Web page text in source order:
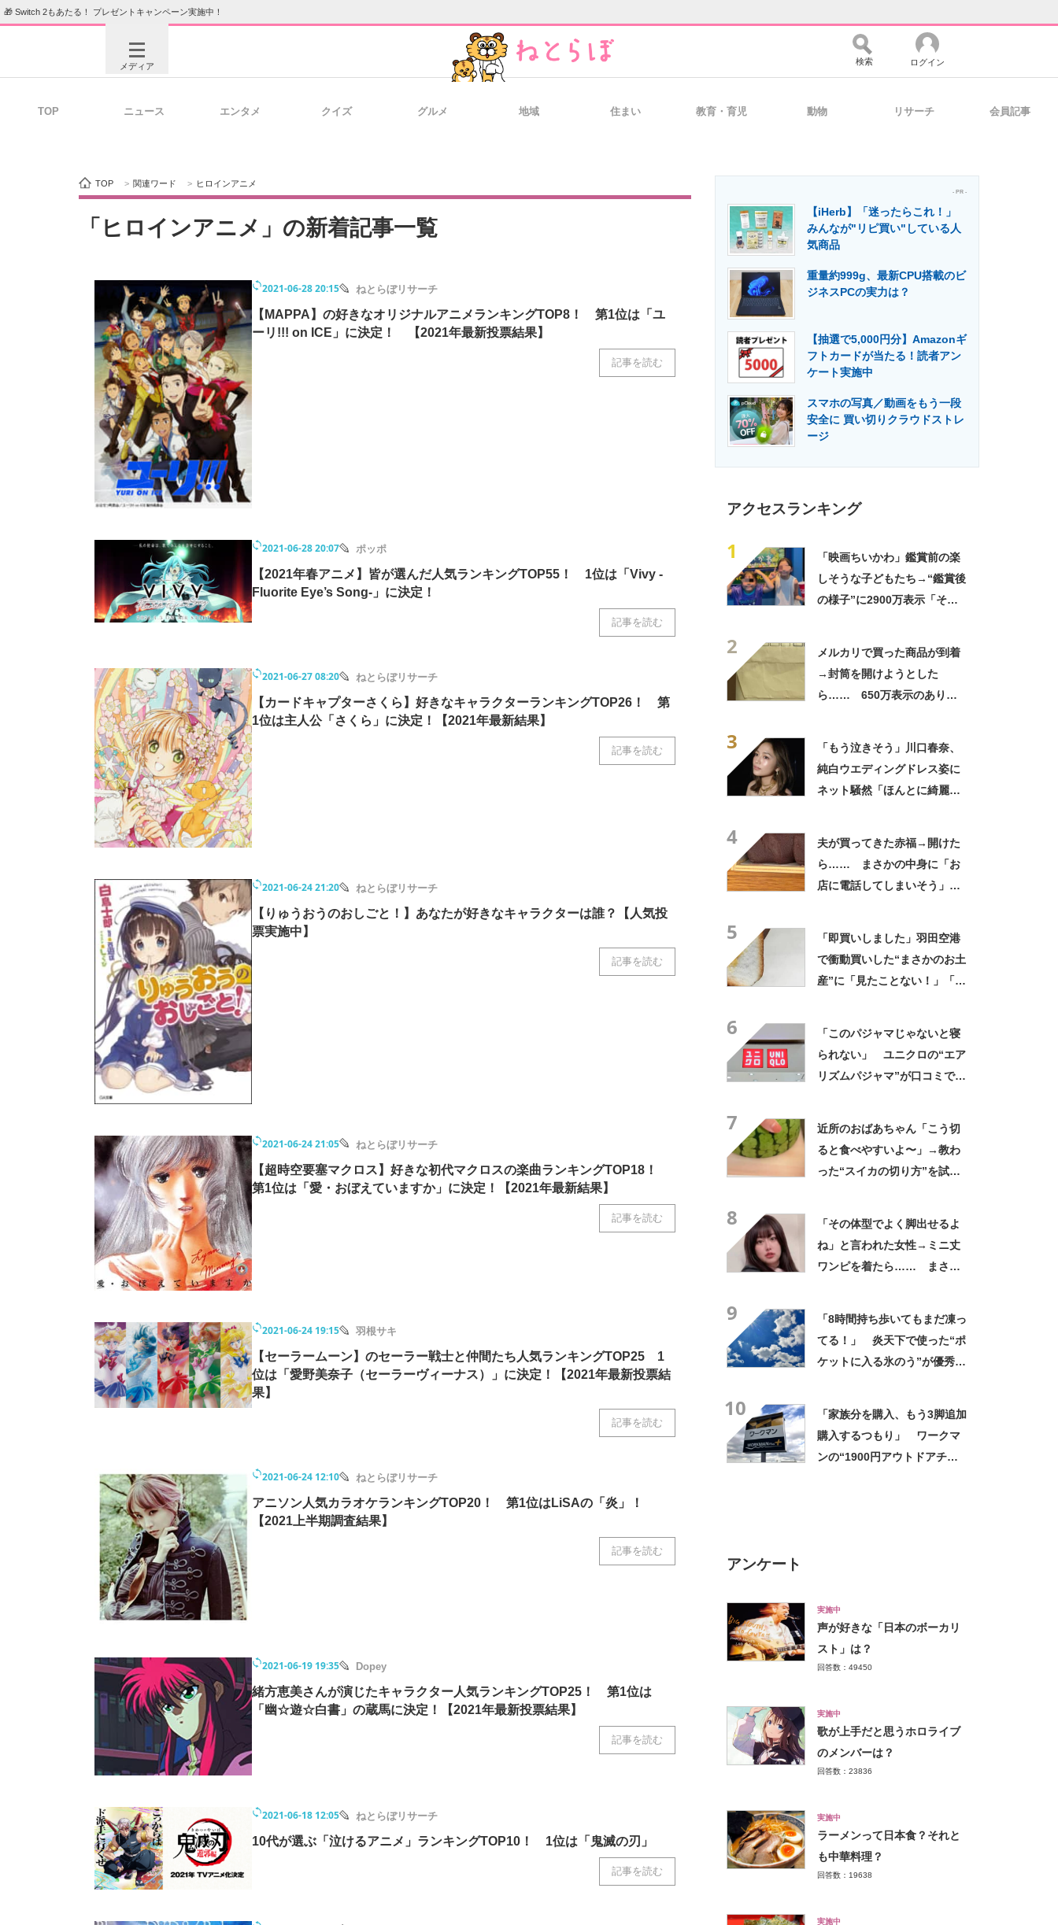
🎁 Switch 2もあたる！ プレゼントキャンペーン実施中！
メディア
AI活用のいまが分かる 経営リーダーのコミュニティ マーケ×ITの今がよく分かる
ITエンジニア向け専門サイト 企業向けIT製品の総合サイト 製造業のIT導入・活用を支援
モノづくり技術者専門サイト エネルギーの専門メディア 建設×テクノロジーの最前線
ちょっと気になるネットの話題
検索 ログイン
TOP ニュース エンタメ クイズ グルメ 地域 住まい 教育・育児 動物 リサーチ 会員記事
TOP > 関連ワード > ヒロインアニメ
「ヒロインアニメ」の新着記事一覧
2021-06-28 20:15 ねとらぼリサーチ
【MAPPA】の好きなオリジナルアニメランキングTOP8！ 第1位は「ユ
ーリ!!! on ICE」に決定！ 【2021年最新投票結果】
記事を読む
2021-06-28 20:07 ポッポ
【2021年春アニメ】皆が選んだ人気ランキングTOP55！ 1位は「Vivy -
Fluorite Eye’s Song-」に決定！
記事を読む
2021-06-27 08:20 ねとらぼリサーチ
【カードキャプターさくら】好きなキャラクターランキングTOP26！ 第
1位は主人公「さくら」に決定！【2021年最新結果】
記事を読む
2021-06-24 21:20 ねとらぼリサーチ
【りゅうおうのおしごと！】あなたが好きなキャラクターは誰？【人気投
票実施中】
記事を読む
2021-06-24 21:05 ねとらぼリサーチ
【超時空要塞マクロス】好きな初代マクロスの楽曲ランキングTOP18！
第1位は「愛・おぼえていますか」に決定！【2021年最新結果】
記事を読む
2021-06-24 19:15 羽根サキ
【セーラームーン】のセーラー戦士と仲間たち人気ランキングTOP25 1
位は「愛野美奈子（セーラーヴィーナス）」に決定！【2021年最新投票結
果】
記事を読む
2021-06-24 12:10 ねとらぼリサーチ
アニソン人気カラオケランキングTOP20！ 第1位はLiSAの「炎」！
【2021上半期調査結果】
記事を読む
2021-06-19 19:35 Dopey
緒方恵美さんが演じたキャラクター人気ランキングTOP25！ 第1位は
「幽☆遊☆白書」の蔵馬に決定！【2021年最新投票結果】
記事を読む
2021-06-18 12:05 ねとらぼリサーチ
10代が選ぶ「泣けるアニメ」ランキングTOP10！ 1位は「鬼滅の刃」
記事を読む
- PR -
【iHerb】「迷ったらこれ！」
みんなが"リピ買い"している人
気商品
重量約999g、最新CPU搭載のビ
ジネスPCの実力は？
【抽選で5,000円分】Amazonギ
フトカードが当たる！読者アン
ケート実施中
スマホの写真／動画をもう一段
安全に 買い切りクラウドストレ
ージ
アクセスランキング
1
「映画ちいかわ」鑑賞前の楽
しそうな子どもたち→“鑑賞後
の様子”に2900万表示「そう
2
メルカリで買った商品が到着
→封筒を開けようとした
ら…… 650万表示のありえ
3
「もう泣きそう」川口春奈、
純白ウエディングドレス姿に
ネット騒然「ほんとに綺麗」
4
夫が買ってきた赤福→開けた
ら…… まさかの中身に「お
店に電話してしまいそう」
5
「即買いしました」羽田空港
で衝動買いした“まさかのお土
産”に「見たことない！」「み
6
「このパジャマじゃないと寝
られない」 ユニクロの“エア
リズムパジャマ”が口コミで好
7
近所のおばあちゃん「こう切
ると食べやすいよ〜」→教わ
った“スイカの切り方”を試し
8
「その体型でよく脚出せるよ
ね」と言われた女性→ミニ丈
ワンピを着たら…… まさか
9
「8時間持ち歩いてもまだ凍っ
てる！」 炎天下で使った“ポ
ケットに入る氷のう”が優秀す
10
「家族分を購入、もう3脚追加
購入するつもり」 ワークマ
ンの“1900円アウトドアチェ
アンケート
実施中
声が好きな「日本のボーカリ
スト」は？
回答数：49450
実施中
歌が上手だと思うホロライブ
のメンバーは？
回答数：23836
実施中
ラーメンって日本食？それと
も中華料理？
回答数：19638
実施中